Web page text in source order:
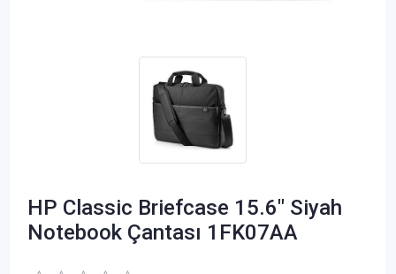
HP Classic Briefcase 15.6" Siyah
Notebook Çantası 1FK07AA